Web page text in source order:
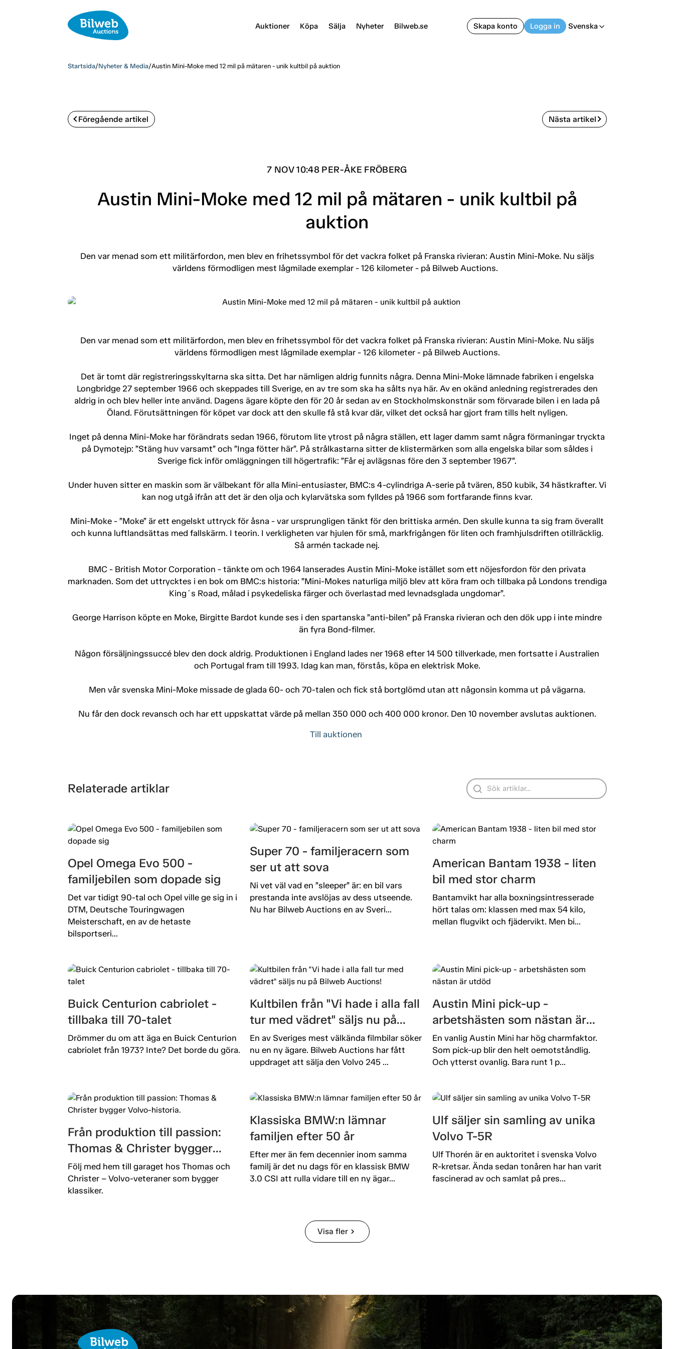
Auktioner Köpa Sälja Nyheter Bilweb.se Skapa konto Logga in Svenska arrow_back_ios
Startsida/Nyheter & Media/Austin Mini-Moke med 12 mil på mätaren - unik kultbil på auktion
Föregående artikel Nästa artikel
7 NOV 10:48 PER-ÅKE FRÖBERG
Austin Mini-Moke med 12 mil på mätaren - unik kultbil på
auktion
Den var menad som ett militärfordon, men blev en frihetssymbol för det vackra folket på Franska rivieran: Austin Mini-Moke. Nu säljs
världens förmodligen mest lågmilade exemplar - 126 kilometer - på Bilweb Auctions.
Den var menad som ett militärfordon, men blev en frihetssymbol för det vackra folket på Franska rivieran: Austin Mini-Moke. Nu säljs
världens förmodligen mest lågmilade exemplar - 126 kilometer - på Bilweb Auctions.
Det är tomt där registreringsskyltarna ska sitta. Det har nämligen aldrig funnits några. Denna Mini-Moke lämnade fabriken i engelska
Longbridge 27 september 1966 och skeppades till Sverige, en av tre som ska ha sålts nya här. Av en okänd anledning registrerades den
aldrig in och blev heller inte använd. Dagens ägare köpte den för 20 år sedan av en Stockholmskonstnär som förvarade bilen i en lada på
Öland. Förutsättningen för köpet var dock att den skulle få stå kvar där, vilket det också har gjort fram tills helt nyligen.
Inget på denna Mini-Moke har förändrats sedan 1966, förutom lite ytrost på några ställen, ett lager damm samt några förmaningar tryckta
på Dymotejp: ”Stäng huv varsamt” och ”Inga fötter här”. På strålkastarna sitter de klistermärken som alla engelska bilar som såldes i
Sverige fick inför omläggningen till högertrafik: ”Får ej avlägsnas före den 3 september 1967”.
Under huven sitter en maskin som är välbekant för alla Mini-entusiaster, BMC:s 4-cylindriga A-serie på tvären, 850 kubik, 34 hästkrafter. Vi
kan nog utgå ifrån att det är den olja och kylarvätska som fylldes på 1966 som fortfarande finns kvar.
Mini-Moke - ”Moke” är ett engelskt uttryck för åsna - var ursprungligen tänkt för den brittiska armén. Den skulle kunna ta sig fram överallt
och kunna luftlandsättas med fallskärm. I teorin. I verkligheten var hjulen för små, markfrigången för liten och framhjulsdriften otillräcklig.
Så armén tackade nej.
BMC - British Motor Corporation - tänkte om och 1964 lanserades Austin Mini-Moke istället som ett nöjesfordon för den privata
marknaden. Som det uttrycktes i en bok om BMC:s historia: ”Mini-Mokes naturliga miljö blev att köra fram och tillbaka på Londons trendiga
King´s Road, målad i psykedeliska färger och överlastad med levnadsglada ungdomar”.
George Harrison köpte en Moke, Birgitte Bardot kunde ses i den spartanska ”anti-bilen” på Franska rivieran och den dök upp i inte mindre
än fyra Bond-filmer.
Någon försäljningssuccé blev den dock aldrig. Produktionen i England lades ner 1968 efter 14 500 tillverkade, men fortsatte i Australien
och Portugal fram till 1993. Idag kan man, förstås, köpa en elektrisk Moke.
Men vår svenska Mini-Moke missade de glada 60- och 70-talen och fick stå bortglömd utan att någonsin komma ut på vägarna.
Nu får den dock revansch och har ett uppskattat värde på mellan 350 000 och 400 000 kronor. Den 10 november avslutas auktionen.
Till auktionen
Relaterade artiklar
Opel Omega Evo 500 -
familjebilen som dopade sig
Det var tidigt 90-tal och Opel ville ge sig in i
DTM, Deutsche Touringwagen
Meisterschaft, en av de hetaste
bilsportseri...
Super 70 - familjeracern som
ser ut att sova
Ni vet väl vad en ”sleeper” är: en bil vars
prestanda inte avslöjas av dess utseende.
Nu har Bilweb Auctions en av Sveri...
American Bantam 1938 - liten
bil med stor charm
Bantamvikt har alla boxningsintresserade
hört talas om: klassen med max 54 kilo,
mellan flugvikt och fjädervikt. Men bi...
Buick Centurion cabriolet -
tillbaka till 70-talet
Drömmer du om att äga en Buick Centurion
cabriolet från 1973? Inte? Det borde du göra.
Kultbilen från "Vi hade i alla fall
tur med vädret" säljs nu på
Bilweb Auctions!
En av Sveriges mest välkända filmbilar söker
nu en ny ägare. Bilweb Auctions har fått
uppdraget att sälja den Volvo 245 ...
Austin Mini pick-up -
arbetshästen som nästan är
utdöd
En vanlig Austin Mini har hög charmfaktor.
Som pick-up blir den helt oemotståndlig.
Och ytterst ovanlig. Bara runt 1 p...
Från produktion till passion:
Thomas & Christer bygger
Volvo-historia.
Följ med hem till garaget hos Thomas och
Christer – Volvo-veteraner som bygger
klassiker.
Klassiska BMW:n lämnar
familjen efter 50 år
Efter mer än fem decennier inom samma
familj är det nu dags för en klassisk BMW
3.0 CSI att rulla vidare till en ny ägar...
Ulf säljer sin samling av unika
Volvo T-5R
Ulf Thorén är en auktoritet i svenska Volvo
R-kretsar. Ända sedan tonåren har han varit
fascinerad av och samlat på pres...
Visa flerchevron_right